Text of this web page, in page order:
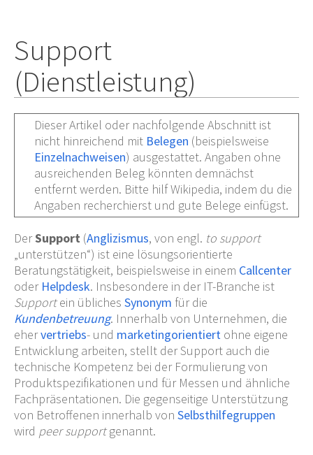
Support
(Dienstleistung)
Dieser Artikel oder nachfolgende Abschnitt ist
nicht hinreichend mit Belegen (beispielsweise
Einzelnachweisen) ausgestattet. Angaben ohne
ausreichenden Beleg könnten demnächst
entfernt werden. Bitte hilf Wikipedia, indem du die
Angaben recherchierst und gute Belege einfügst.
DerSupport (Anglizismus, von engl. to support
„unterstützen“) ist eine lösungsorientierte
Beratungstätigkeit, beispielsweise in einem Callcenter
oder Helpdesk. Insbesondere in der IT-Branche ist
Supportein übliches Synonym für die
Kundenbetreuung. Innerhalb von Unternehmen, die
ehervertriebs- und marketingorientiert ohne eigene
Entwicklung arbeiten, stellt der Support auch die
technische Kompetenz bei der Formulierung von
Produktspezifikationen und für Messen und ähnliche
Fachpräsentationen. Die gegenseitige Unterstützung
von Betroffenen innerhalb von Selbsthilfegruppen
wird peer supportgenannt.